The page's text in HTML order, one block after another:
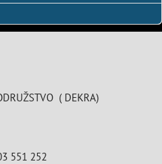
( DEKRA)
551 252